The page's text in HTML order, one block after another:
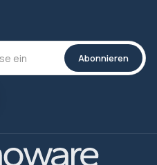
Abonnieren